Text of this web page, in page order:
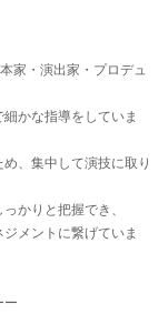
家・演出家・プロデュ
かな指導をしていま
、集中して演技に取り
かりと把握でき、
メントに繋げていま
ー